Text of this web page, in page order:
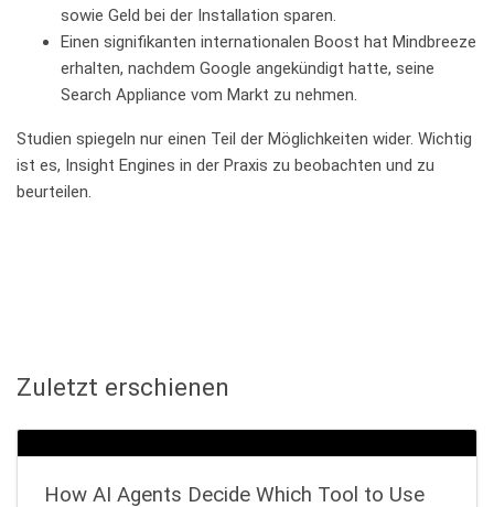
sowie Geld bei der Installation sparen.
Einen signifikanten internationalen Boost hat Mindbreeze
erhalten, nachdem Google angekündigt hatte, seine
Search Appliance vom Markt zu nehmen.
Studien spiegeln nur einen Teil der Möglichkeiten wider. Wichtig
ist es, Insight Engines in der Praxis zu beobachten und zu
beurteilen.
Zuletzt erschienen
How AI Agents Decide Which Tool to Use